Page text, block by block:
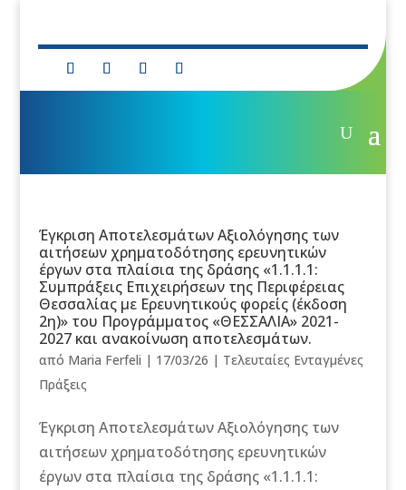
Έγκριση Αποτελεσμάτων Αξιολόγησης των
αιτήσεων χρηματοδότησης ερευνητικών
έργων στα πλαίσια της δράσης «1.1.1.1:
Συμπράξεις Επιχειρήσεων της Περιφέρειας
Θεσσαλίας με Ερευνητικούς φορείς (έκδοση
2η)» του Προγράμματος «ΘΕΣΣΑΛΙΑ» 2021-
2027 και ανακοίνωση αποτελεσμάτων.
από Maria Ferfeli | 17/03/26 | Τελευταίες Ενταγμένες
Πράξεις
Έγκριση Αποτελεσμάτων Αξιολόγησης των
αιτήσεων χρηματοδότησης ερευνητικών
έργων στα πλαίσια της δράσης «1.1.1.1: